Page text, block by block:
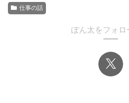
仕事の話
ぽん太をフォロ